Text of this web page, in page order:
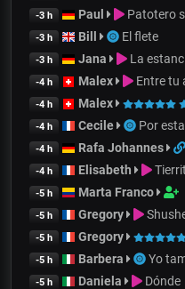
-3 h Paul Patotero
-3 h Bill El flete
-3 h Jana La
-4 h Malex Entre tu
-4 h Malex
-4 h Cecile Por
-4 h Rafa Johannes
-4 h Elisabeth
-5 h Marta Franco
-5 h Gregory
-5 h Gregory
-5 h Barbera Yo
-5 h Daniela Dónde